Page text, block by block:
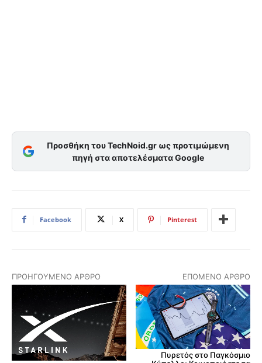
Προσθήκη του TechNoid.gr ως προτιμώμενη
πηγή στα αποτελέσματα Google
Facebook X Pinterest
ΠΡΟΗΓΟΎΜΕΝΟ ΆΡΘΡΟ ΕΠΌΜΕΝΟ ΆΡΘΡΟ
Πυρετός στο Παγκόσμιο